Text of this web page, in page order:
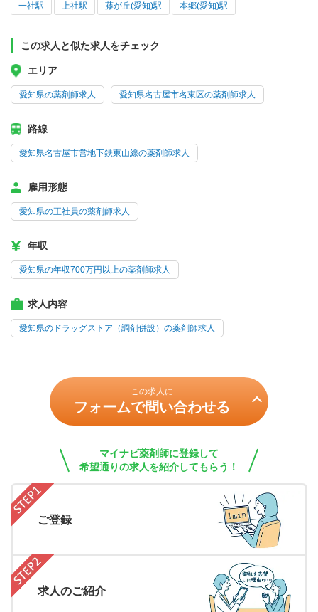
一社駅 上社駅 藤が丘(愛知)駅 本郷(愛知)駅
この求人と似た求人をチェック
エリア
愛知県の薬剤師求人 愛知県名古屋市名東区の薬剤師求人
路線
愛知県名古屋市営地下鉄東山線の薬剤師求人
雇用形態
愛知県の正社員の薬剤師求人
年収
愛知県の年収700万円以上の薬剤師求人
求人内容
愛知県のドラッグストア（調剤併設）の薬剤師求人
この求人に
フォームで問い合わせる
マイナビ薬剤師に登録して
希望通りの求人を紹介してもらう！
ご登録
求人のご紹介